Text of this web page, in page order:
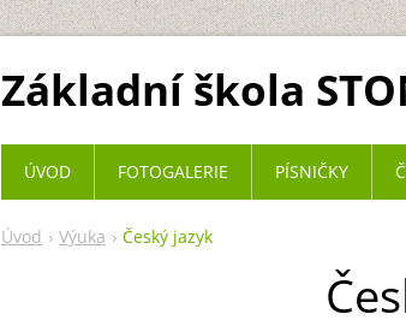
Základní škola
Úvod Výuka Český jazyk
ÚVOD FOTOGALERIE PÍSNIČKY